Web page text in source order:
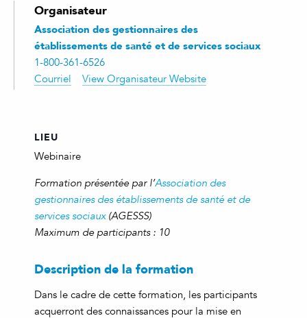
Organisateur
Association des gestionnaires des
établissements de santé et de services sociaux
1-800-361-6526
Courriel
View Organisateur Website
LIEU
Webinaire
Formation présentée par l’Association des
gestionnaires des établissements de santé et de
services sociaux(AGESSS)
Maximum de participants : 10
Description de la formation
Dans le cadre de cette formation, les participants
acquerront des connaissances pour la mise en